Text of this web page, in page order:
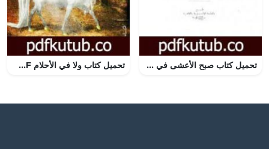
تحميل كتاب صبح الأعشى في كتابة الإنشا – الجزء الخامس: تابع المقالة الثانية – المقالة الثالثة PDF تأليف أبو العباس القلقشندي مجانا [كامل] تحميل كتاب ولا في الأحلام PDF تأليف دعاء عبد الرحمن مجانا [كامل]